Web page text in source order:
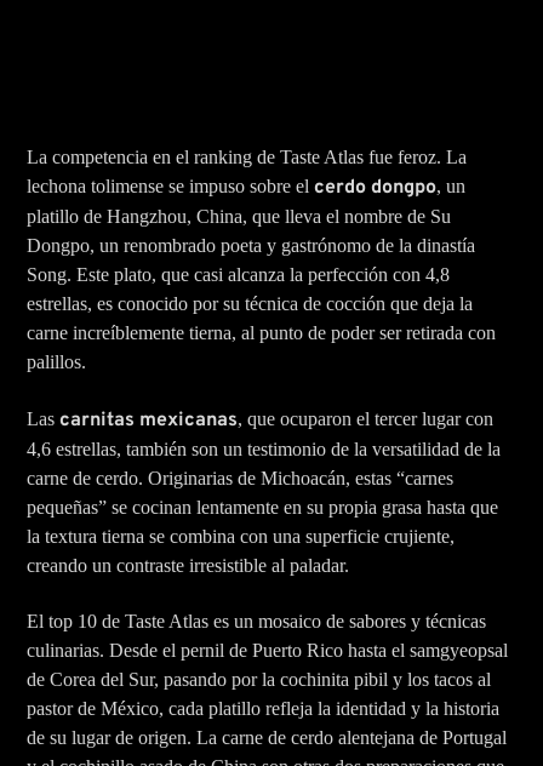
La competencia en el ranking de Taste Atlas fue feroz. La
lechona tolimense se impuso sobre elcerdo dongpo, un
platillo de Hangzhou, China, que lleva el nombre de Su
Dongpo, un renombrado poeta y gastrónomo de la dinastía
Song. Este plato, que casi alcanza la perfección con 4,8
estrellas, es conocido por su técnica de cocción que deja la
carne increíblemente tierna, al punto de poder ser retirada con
palillos.
Lascarnitas mexicanas, que ocuparon el tercer lugar con
4,6 estrellas, también son un testimonio de la versatilidad de la
carne de cerdo. Originarias de Michoacán, estas “carnes
pequeñas” se cocinan lentamente en su propia grasa hasta que
la textura tierna se combina con una superficie crujiente,
creando un contraste irresistible al paladar.
El top 10 de Taste Atlas es un mosaico de sabores y técnicas
culinarias. Desde el pernil de Puerto Rico hasta el samgyeopsal
de Corea del Sur, pasando por la cochinita pibil y los tacos al
pastor de México, cada platillo refleja la identidad y la historia
de su lugar de origen. La carne de cerdo alentejana de Portugal